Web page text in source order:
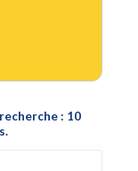
: 10